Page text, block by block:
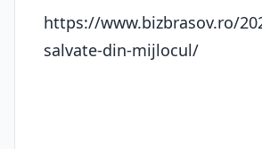
https://www.bizbrasov.ro/
salvate-din-mijlocul/